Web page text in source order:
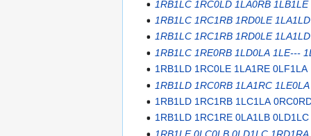
1RB1LC 1RC0LD 1LA0RB
1RB1LC 1RC1RB 1RD0LE
1RB1LC 1RC1RB 1RD0LE
1RB1LC 1RE0RB 1LD0LA 1LE---
1RB1LD 1RC0LE 1LA1RE
1RB1LD 1RC0RB 1LA1RC
1RB1LD 1RC1RB 1LC1LA
1RB1LD 1RC1RE 0LA1LB
1RB1LE 0LC0LB 0LD1LC